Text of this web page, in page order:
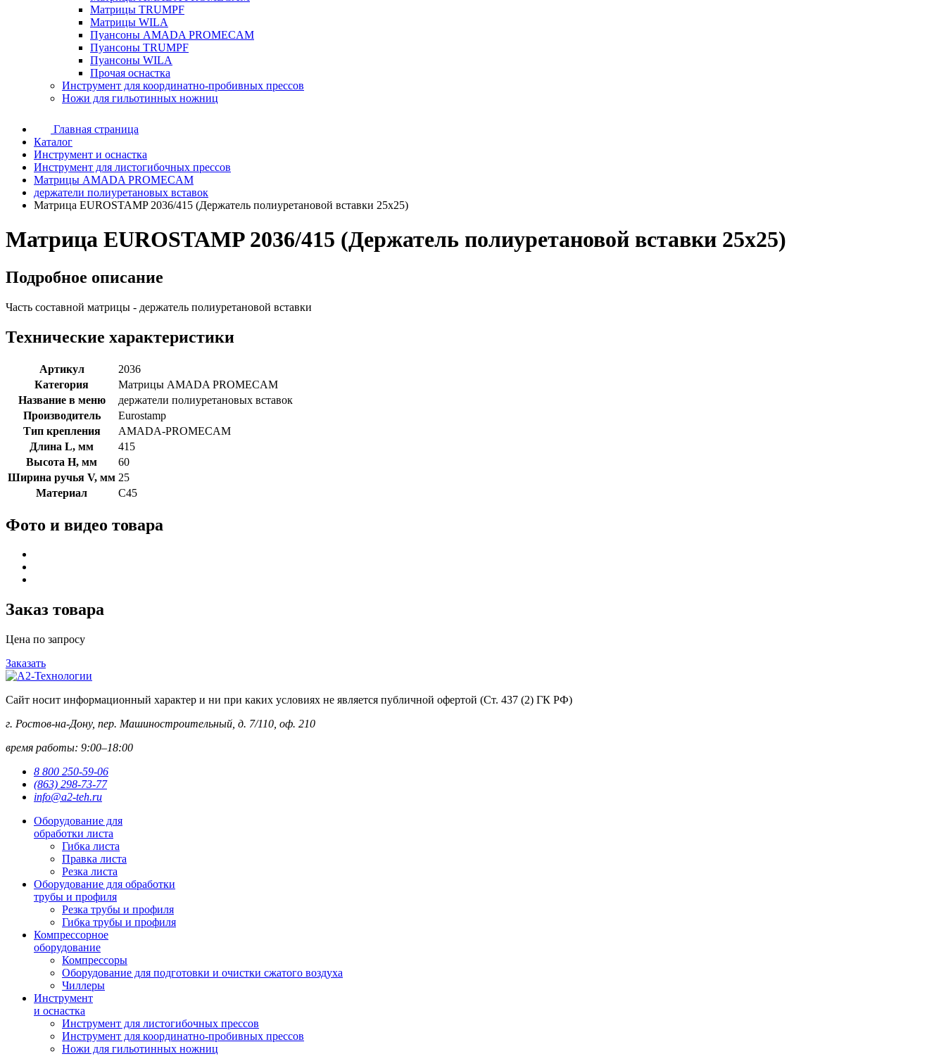
Матрицы TRUMPF
Матрицы WILA
Пуансоны AMADA PROMECAM
Пуансоны TRUMPF
Пуансоны WILA
Прочая оснастка
Инструмент для координатно-пробивных прессов
Ножи для гильотинных ножниц
Главная страница
Каталог
Инструмент и оснастка
Инструмент для листогибочных прессов
Матрицы AMADA PROMECAM
держатели полиуретановых вставок
Матрица EUROSTAMP 2036/415 (Держатель полиуретановой вставки 25x25)
Матрица EUROSTAMP 2036/415 (Держатель полиуретановой вставки 25x25)
Подробное описание
Часть составной матрицы - держатель полиуретановой вставки
Технические характеристики
Артикул
2036
Категория
Матрицы AMADA PROMECAM
Название в меню
держатели полиуретановых вставок
Производитель
Eurostamp
Тип крепления
AMADA-PROMECAM
Длина L, мм
415
Высота H, мм
60
Ширина ручья V, мм 25
Материал
C45
Фото и видео товара
Заказ товара
Цена по запросу
Заказать
Сайт носит информационный характер и ни при каких условиях не является публичной офертой (Ст. 437 (2) ГК РФ)
г. Ростов-на-Дону, пер. Машиностроительный, д. 7/110, оф. 210
время работы: 9:00–18:00
8 800 250-59-06
(863) 298-73-77
info@a2-teh.ru
Оборудование для
обработки листа
Гибка листа
Правка листа
Резка листа
Оборудование для обработки
трубы и профиля
Резка трубы и профиля
Гибка трубы и профиля
Компрессорное
оборудование
Компрессоры
Оборудование для подготовки и очистки сжатого воздуха
Чиллеры
Инструмент
и оснастка
Инструмент для листогибочных прессов
Инструмент для координатно-пробивных прессов
Ножи для гильотинных ножниц